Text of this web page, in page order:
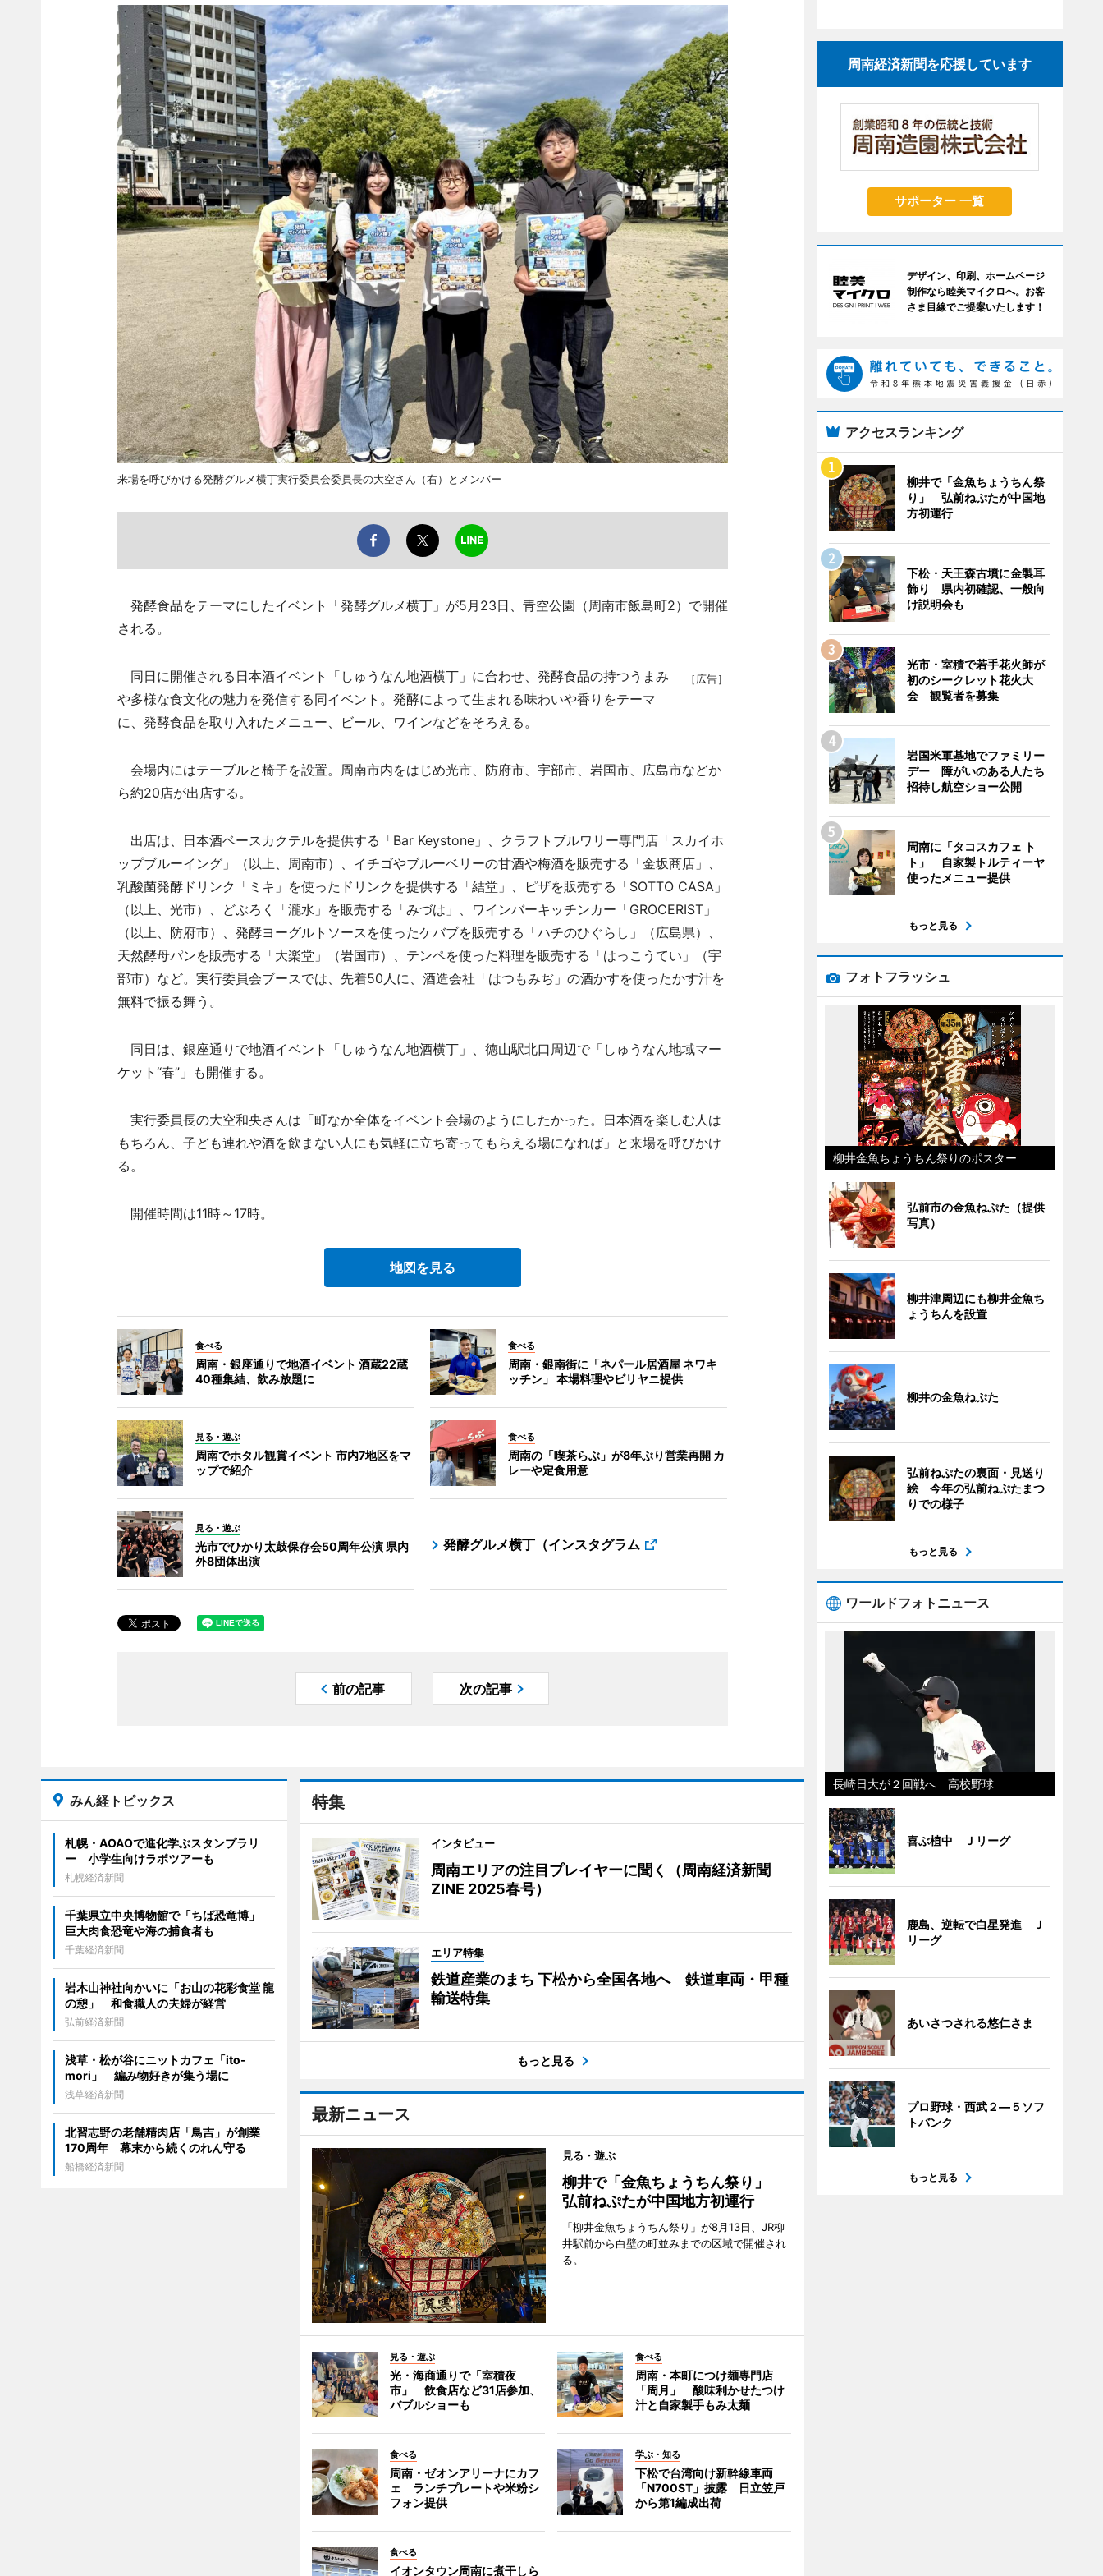
来場を呼びかける発酵グルメ横丁実行委員会委員長の大空さん（右）とメンバー
発酵食品をテーマにしたイベント「発酵グルメ横丁」が5月23日、青空公園（周南市飯島町2）で開催
される。
［広告］
同日に開催される日本酒イベント「しゅうなん地酒横丁」に合わせ、発酵食品の持つうまみ
や多様な食文化の魅力を発信する同イベント。発酵によって生まれる味わいや香りをテーマ
に、発酵食品を取り入れたメニュー、ビール、ワインなどをそろえる。
会場内にはテーブルと椅子を設置。周南市内をはじめ光市、防府市、宇部市、岩国市、広島市などか
ら約20店が出店する。
出店は、日本酒ベースカクテルを提供する「Bar Keystone」、クラフトブルワリー専門店「スカイホ
ップブルーイング」（以上、周南市）、イチゴやブルーベリーの甘酒や梅酒を販売する「金坂商店」、
乳酸菌発酵ドリンク「ミキ」を使ったドリンクを提供する「結堂」、ピザを販売する「SOTTO CASA」
（以上、光市）、どぶろく「瀧水」を販売する「みづは」、ワインバーキッチンカー「GROCERIST」
（以上、防府市）、発酵ヨーグルトソースを使ったケバブを販売する「ハチのひぐらし」（広島県）、
天然酵母パンを販売する「大楽堂」（岩国市）、テンペを使った料理を販売する「はっこうてい」（宇
部市）など。実行委員会ブースでは、先着50人に、酒造会社「はつもみぢ」の酒かすを使ったかす汁を
無料で振る舞う。
同日は、銀座通りで地酒イベント「しゅうなん地酒横丁」、徳山駅北口周辺で「しゅうなん地域マー
ケット“春”」も開催する。
実行委員長の大空和央さんは「町なか全体をイベント会場のようにしたかった。日本酒を楽しむ人は
もちろん、子ども連れや酒を飲まない人にも気軽に立ち寄ってもらえる場になれば」と来場を呼びかけ
る。
開催時間は11時～17時。
地図を見る
食べる
周南・銀座通りで地酒イベント 酒蔵22蔵
40種集結、飲み放題に
食べる
周南・銀南街に「ネパール居酒屋 ネワキ
ッチン」 本場料理やビリヤニ提供
見る・遊ぶ
周南でホタル観賞イベント 市内7地区をマ
ップで紹介
食べる
周南の「喫茶らぶ」が8年ぶり営業再開 カ
レーや定食用意
見る・遊ぶ
光市でひかり太鼓保存会50周年公演 県内
外8団体出演
発酵グルメ横丁（インスタグラム
前の記事 次の記事
特集
インタビュー
周南エリアの注目プレイヤーに聞く（周南経済新聞
ZINE 2025春号）
エリア特集
鉄道産業のまち 下松から全国各地へ 鉄道車両・甲種
輸送特集
もっと見る
最新ニュース
見る・遊ぶ
柳井で「金魚ちょうちん祭り」
弘前ねぷたが中国地方初運行
「柳井金魚ちょうちん祭り」が8月13日、JR柳
井駅前から白壁の町並みまでの区域で開催され
る。
見る・遊ぶ
光・海商通りで「室積夜
市」 飲食店など31店参加、
バブルショーも
食べる
周南・本町につけ麺専門店
「周月」 酸味利かせたつけ
汁と自家製手もみ太麺
食べる
周南・ゼオンアリーナにカフ
ェ ランチプレートや米粉シ
フォン提供
学ぶ・知る
下松で台湾向け新幹線車両
「N700ST」披露 日立笠戸
から第1編成出荷
食べる
イオンタウン周南に煮干しら
みん経トピックス
札幌・AOAOで進化学ぶスタンプラリ
ー 小学生向けラボツアーも
札幌経済新聞
千葉県立中央博物館で「ちば恐竜博」
巨大肉食恐竜や海の捕食者も
千葉経済新聞
岩木山神社向かいに「お山の花彩食堂 龍
の憩」 和食職人の夫婦が経営
弘前経済新聞
浅草・松が谷にニットカフェ「ito-
mori」 編み物好きが集う場に
浅草経済新聞
北習志野の老舗精肉店「鳥吉」が創業
170周年 幕末から続くのれん守る
船橋経済新聞
周南経済新聞を応援しています
サポーター 一覧
デザイン、印刷、ホームページ
制作なら睦美マイクロへ。お客
さま目線でご提案いたします！
アクセスランキング
柳井で「金魚ちょうちん祭
り」 弘前ねぷたが中国地
方初運行
下松・天王森古墳に金製耳
飾り 県内初確認、一般向
け説明会も
光市・室積で若手花火師が
初のシークレット花火大
会 観覧者を募集
岩国米軍基地でファミリー
デー 障がいのある人たち
招待し航空ショー公開
周南に「タコスカフェ ト
ト」 自家製トルティーヤ
使ったメニュー提供
もっと見る
フォトフラッシュ
柳井金魚ちょうちん祭りのポスター
弘前市の金魚ねぷた（提供
写真）
柳井津周辺にも柳井金魚ち
ょうちんを設置
柳井の金魚ねぷた
弘前ねぷたの裏面・見送り
絵 今年の弘前ねぷたまつ
りでの様子
もっと見る
ワールドフォトニュース
長崎日大が２回戦へ 高校野球
喜ぶ植中 Ｊリーグ
鹿島、逆転で白星発進 Ｊ
リーグ
あいさつされる悠仁さま
プロ野球・西武２―５ソフ
トバンク
もっと見る